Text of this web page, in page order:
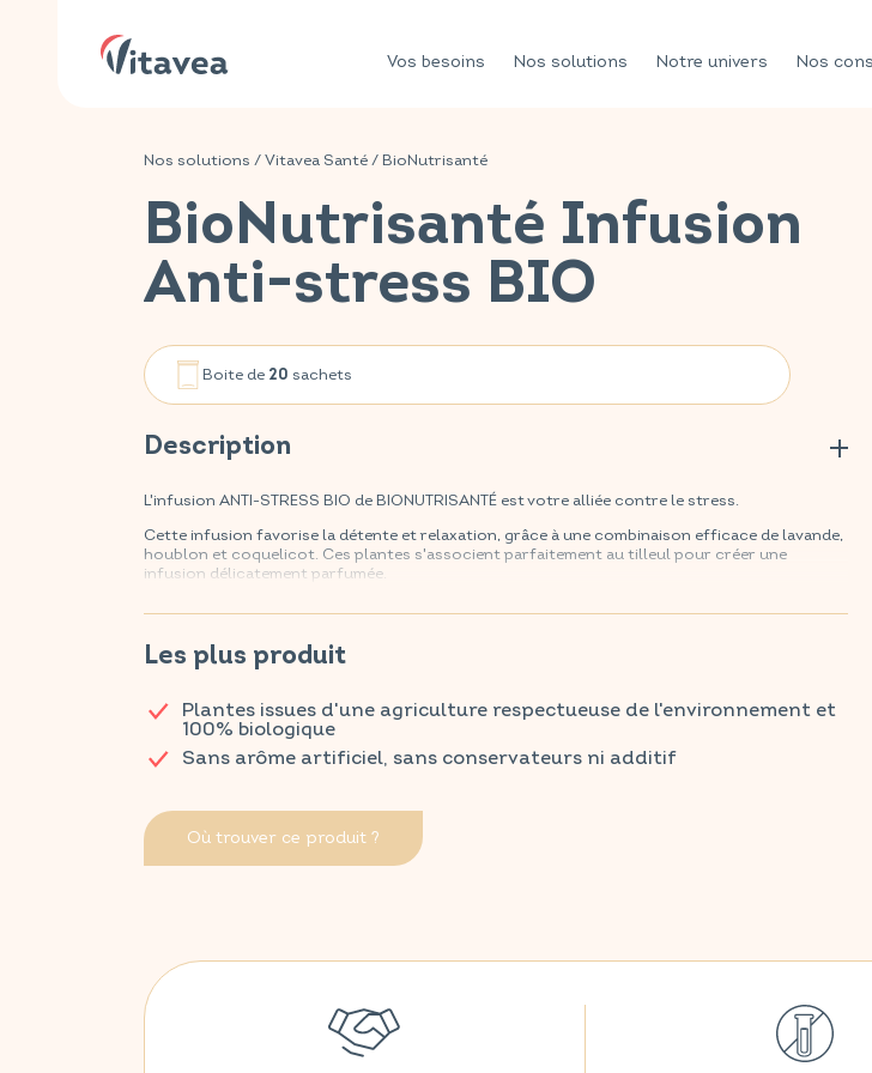
Vos besoins Nos solutions Notre univers Nos
Nos solutions /Vitavea Santé/ BioNutrisanté
BioNutrisanté Infusion
Anti-stress BIO
Boite de 20 sachets
Description
L'infusion ANTI-STRESS BIO de BIONUTRISANTÉ est votre alliée contre le stress.
Cette infusion favorise la détente et relaxation, grâce à une combinaison efficace de lavande,
houblon et coquelicot. Ces plantes s'associent parfaitement au tilleul pour créer une
infusion délicatement parfumée.
Les plus produit
Plantes issues d'une agriculture respectueuse de l'environnement et
100% biologique
Sans arôme artificiel, sans conservateurs ni additif
Où trouver ce produit ?